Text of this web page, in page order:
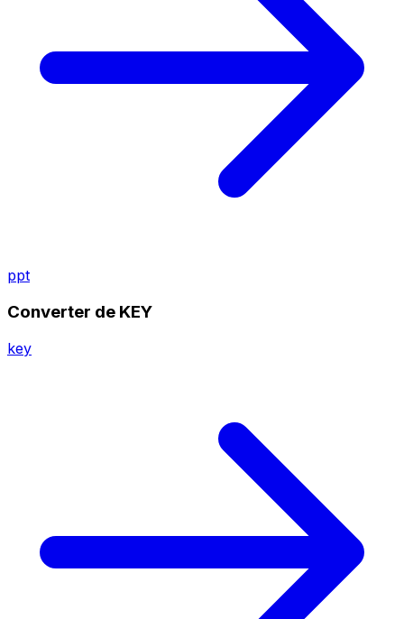
ppt
Converter de KEY
key